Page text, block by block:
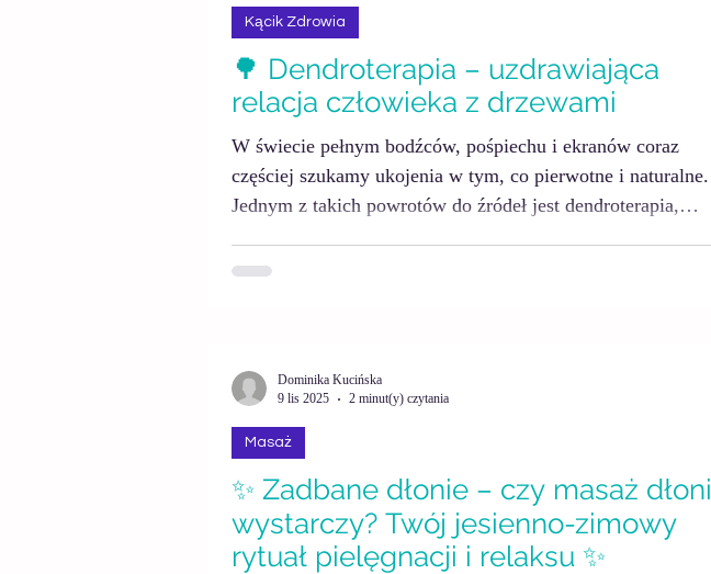
🌳 Dendroterapia – uzdrawiająca
relacja człowieka z drzewami
W świecie pełnym bodźców, pośpiechu i ekranów coraz
częściej szukamy ukojenia w tym, co pierwotne i naturalne.
Jednym z takich powrotów do źródeł jest dendroterapia,
kontakcie z drzewami oraz przebywaniu w środowisku
Kącik Zdrowia
✨ Zadbane dłonie – czy masaż dłoni
wystarczy? Twój jesienno-zimowy
rytuał pielęgnacji i relaksu ✨
Masaż
Dominika Kucińska
9 lis 2025
2 minut(y) czytania